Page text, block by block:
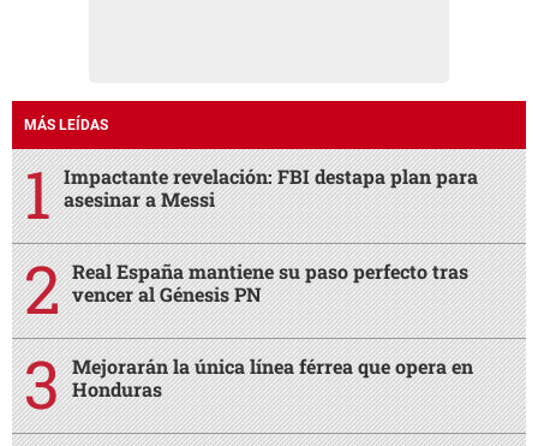
MÁS LEÍDAS
Impactante revelación: FBI destapa plan para
asesinar a Messi
Real España mantiene su paso perfecto tras
vencer al Génesis PN
Mejorarán la única línea férrea que opera en
Honduras